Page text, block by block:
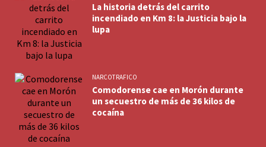
La historia detrás del carrito
incendiado en Km 8: la Justicia bajo la
lupa
NARCOTRAFICO
Comodorense cae en Morón durante
un secuestro de más de 36 kilos de
cocaína